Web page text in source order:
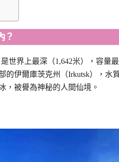
？
是世界上最深（1,642米），容
的伊爾庫茨克州（Irkutsk），水
，被譽為神秘的人間仙境。